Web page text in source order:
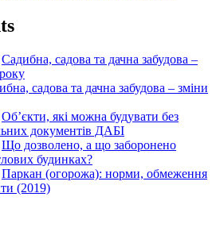
Садибна, садова та дачна забудова –
садова та дачна забудова – зміни
Об’єкти, які можна будувати без
документів ДАБІ
Що дозволено, а що заборонено
будинках?
Паркан (огорожа): норми, обмеження
(2019)